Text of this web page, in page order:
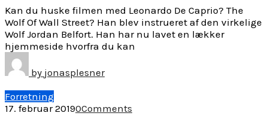
Kan du huske filmen med Leonardo De Caprio? The
Wolf Of Wall Street? Han blev instrueret af den virkelige
Wolf Jordan Belfort. Han har nu lavet en lækker
hjemmeside hvorfra du kan
by jonasplesner
Forretning
17. februar 20190Comments